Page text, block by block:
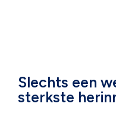
Slechts een
sterkste